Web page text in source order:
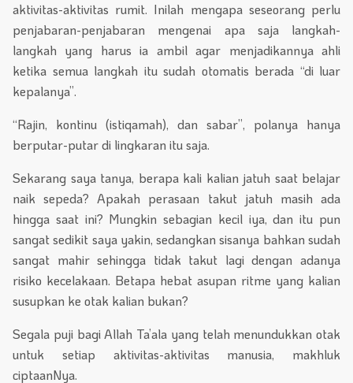
aktivitas-aktivitas rumit. Inilah mengapa seseorang perlu
penjabaran-penjabaran mengenai apa saja langkah-
langkah yang harus ia ambil agar menjadikannya ahli
ketika semua langkah itu sudah otomatis berada “di luar
kepalanya”.
“Rajin, kontinu (istiqamah), dan sabar”, polanya hanya
berputar-putar di lingkaran itu saja.
Sekarang saya tanya, berapa kali kalian jatuh saat belajar
naik sepeda? Apakah perasaan takut jatuh masih ada
hingga saat ini? Mungkin sebagian kecil iya, dan itu pun
sangat sedikit saya yakin, sedangkan sisanya bahkan sudah
sangat mahir sehingga tidak takut lagi dengan adanya
risiko kecelakaan. Betapa hebat asupan ritme yang kalian
susupkan ke otak kalian bukan?
Segala puji bagi Allah Ta’ala yang telah menundukkan otak
untuk setiap aktivitas-aktivitas manusia, makhluk
ciptaanNya.